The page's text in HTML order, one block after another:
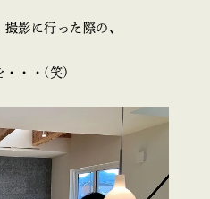
影に行った際の、
・・・(笑)